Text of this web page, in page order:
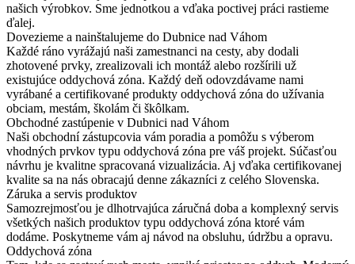
našich výrobkov. Sme jednotkou a vďaka poctivej práci rastieme
ďalej.
Dovezieme a nainštalujeme do Dubnice nad Váhom
Každé ráno vyrážajú naši zamestnanci na cesty, aby dodali
zhotovené prvky, zrealizovali ich montáž alebo rozšírili už
existujúce oddychová zóna. Každý deň odovzdávame nami
vyrábané a certifikované produkty oddychová zóna do užívania
obciam, mestám, školám či škôlkam.
Obchodné zastúpenie v Dubnici nad Váhom
Naši obchodní zástupcovia vám poradia a pomôžu s výberom
vhodných prvkov typu oddychová zóna pre váš projekt. Súčasťou
návrhu je kvalitne spracovaná vizualizácia. Aj vďaka certifikovanej
kvalite sa na nás obracajú denne zákazníci z celého Slovenska.
Záruka a servis produktov
Samozrejmosťou je dlhotrvajúca záručná doba a komplexný servis
všetkých našich produktov typu oddychová zóna ktoré vám
dodáme. Poskytneme vám aj návod na obsluhu, údržbu a opravu.
Oddychová zóna